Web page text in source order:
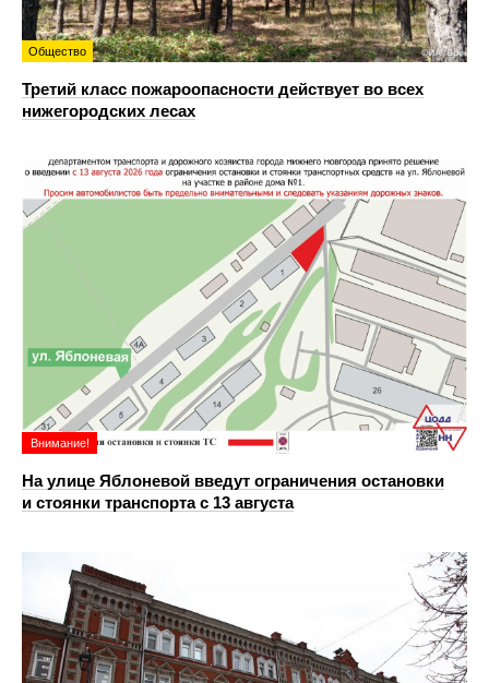
Общество
Третий класс пожароопасности действует во всех
нижегородских лесах
Внимание!
На улице Яблоневой введут ограничения остановки
и стоянки транспорта с 13 августа